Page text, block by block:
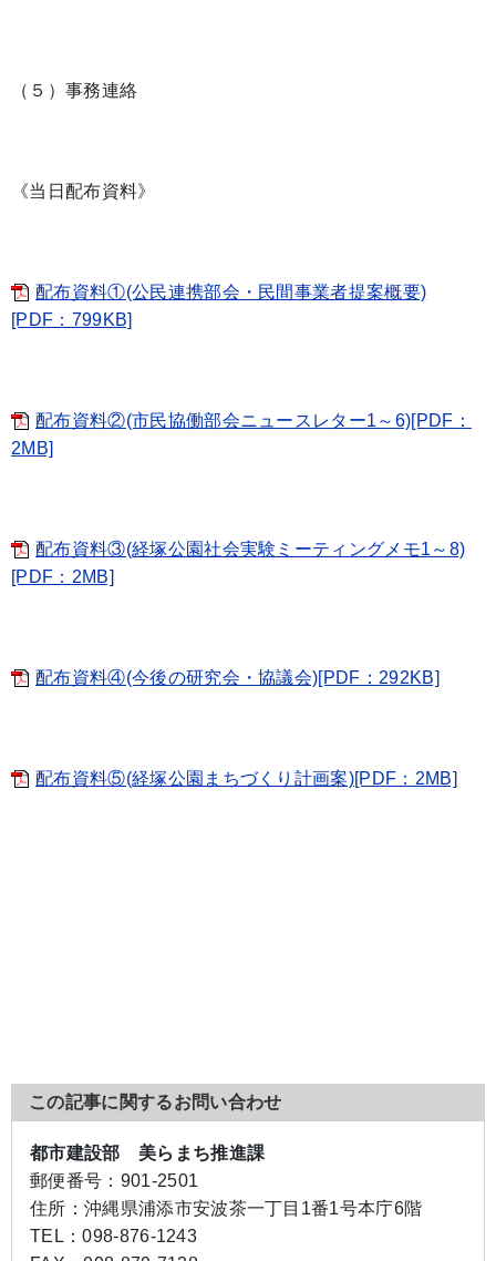
（５）事務連絡
《当日配布資料》
配布資料①(公民連携部会・民間事業者提案概要)
[PDF：799KB]
配布資料②(市民協働部会ニュースレター1～6)[PDF：
2MB]
配布資料③(経塚公園社会実験ミーティングメモ1～8)
[PDF：2MB]
配布資料④(今後の研究会・協議会)[PDF：292KB]
配布資料⑤(経塚公園まちづくり計画案)[PDF：2MB]
この記事に関するお問い合わせ
都市建設部 美らまち推進課
郵便番号： 901-2501
住所： 沖縄県浦添市安波茶一丁目1番1号本庁6階
TEL：098-876-1243